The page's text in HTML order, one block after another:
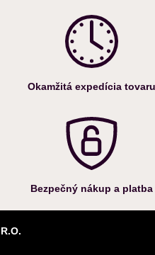
Okamžitá expedícia tovaru
Bezpečný nákup a platba